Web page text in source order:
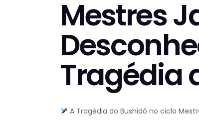
Mestres
Tragédia
A Tragédia do Bushidô no ciclo